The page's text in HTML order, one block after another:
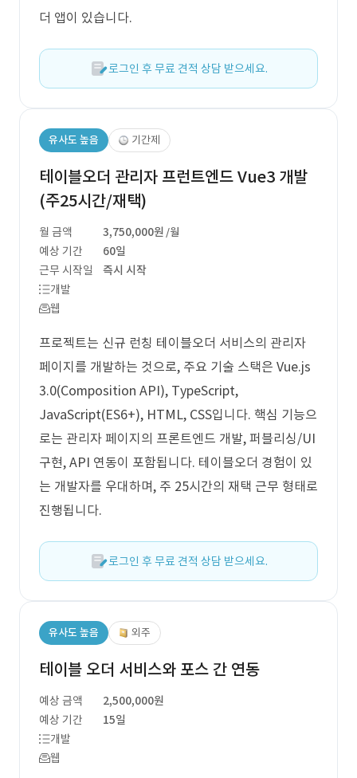
더 앱이 있습니다.
로그인 후 무료 견적 상담 받으세요.
유사도 높음 기간제
테이블오더 관리자 프런트엔드 Vue3 개발
(주25시간/재택)
월 금액 3,750,000원 /월
예상 기간
60일
근무 시작일
즉시 시작
개발
웹
프로젝트는 신규 런칭 테이블오더 서비스의 관리자
페이지를 개발하는 것으로, 주요 기술 스택은 Vue.js
3.0(Composition API), TypeScript,
JavaScript(ES6+), HTML, CSS입니다. 핵심 기능으
로는 관리자 페이지의 프론트엔드 개발, 퍼블리싱/UI
구현, API 연동이 포함됩니다. 테이블오더 경험이 있
는 개발자를 우대하며, 주 25시간의 재택 근무 형태로
진행됩니다.
로그인 후 무료 견적 상담 받으세요.
유사도 높음 외주
테이블 오더 서비스와 포스 간 연동
예상 금액
2,500,000원
예상 기간
15일
개발
웹